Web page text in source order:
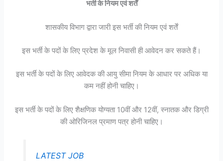
भर्ती के नियम एवं शर्तें
शासकीय विभाग द्वारा जारी इस भर्ती की नियम एवं शर्तें
इस भर्ती के पदों के लिए प्रदेश के मूल निवासी ही आवेदन कर सकते हैं।
इस भर्ती के पदों के लिए आवेदक की आयु सीमा नियम के आधार पर अधिक या
कम नहीं होनी चाहिए।
इस भर्ती के पदों के लिए शैक्षणिक योग्यता 10वीं और 12वीं, स्नातक और डिग्री
की ओरिजिनल प्रमाण पत्र होनी चाहिए।
LATEST JOB